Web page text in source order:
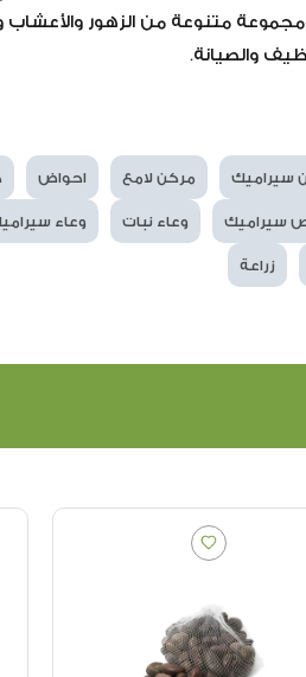
متنوعة من الزهور والأعشاب
والصيانة.
سيراميك مركن لامع احواض
سيراميك وعاء نبات وعاء
زراعة